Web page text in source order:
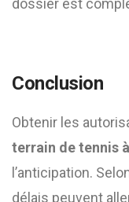
dossier est
Conclusion
Obtenir les
terrain de tennis
l’anticipation.
délais peuvent